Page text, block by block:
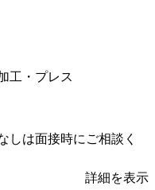
工・プレス
しは面接時にご相談く
詳細を表示